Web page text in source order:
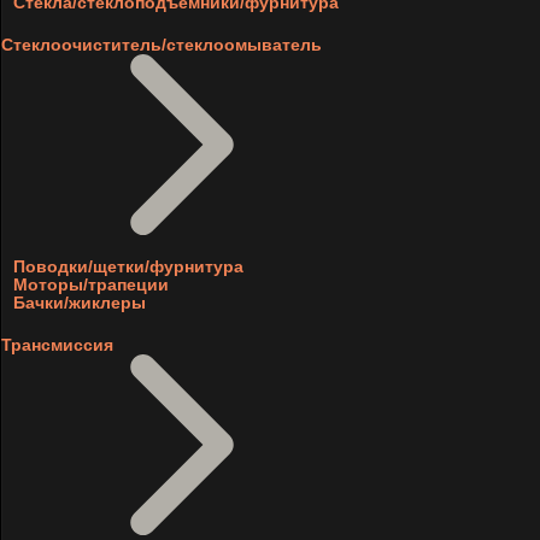
Стеклоочиститель/стеклоомыватель
Поводки/щетки/фурнитура
Моторы/трапеции
Бачки/жиклеры
Трансмиссия